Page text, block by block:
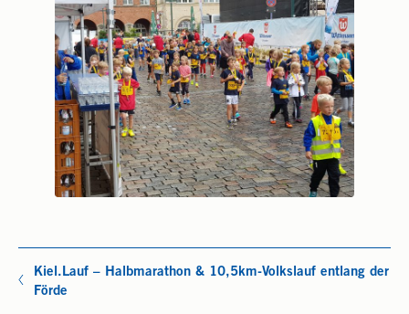
Kiel.Lauf – Halbmarathon & 10,5km-Volkslauf entlang der
Förde